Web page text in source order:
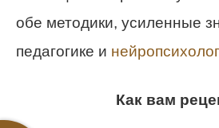
обе методики, усиленные
педагогике и
Как вам